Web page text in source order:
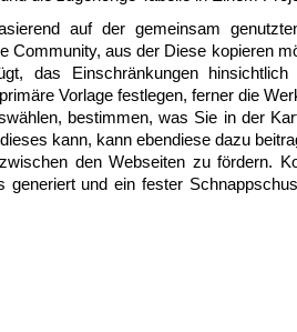
auf der gemeinsam
Community, aus der Diese kopieren
das Einschränkungen
Vorlage festlegen, ferner die
bestimmen, was Sie in der
kann, kann ebendiese dazu
den Webseiten zu fördern.
und ein fester